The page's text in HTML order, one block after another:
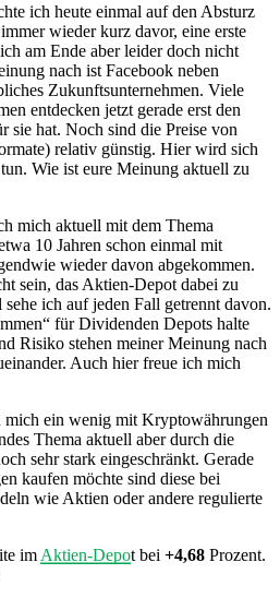
ich heute einmal auf den Absturz
wieder kurz davor, eine erste
am Ende aber leider doch nicht
nach ist Facebook neben
Zukunftsunternehmen. Viele
entdecken jetzt gerade erst den
sie hat. Noch sind die Preise von
relativ günstig. Hier wird sich
Wie ist eure Meinung aktuell zu
mich aktuell mit dem Thema
10 Jahren schon einmal mit
wieder davon abgekommen.
sein, das Aktien-Depot dabei zu
ich auf jeden Fall getrennt davon.
für Dividenden Depots halte
Risiko stehen meiner Meinung nach
Auch hier freue ich mich
mich ein wenig mit Kryptowährungen
Thema aktuell aber durch die
sehr stark eingeschränkt. Gerade
kaufen möchte sind diese bei
wie Aktien oder andere regulierte
im Aktien-Depot bei +4,68 Prozent.